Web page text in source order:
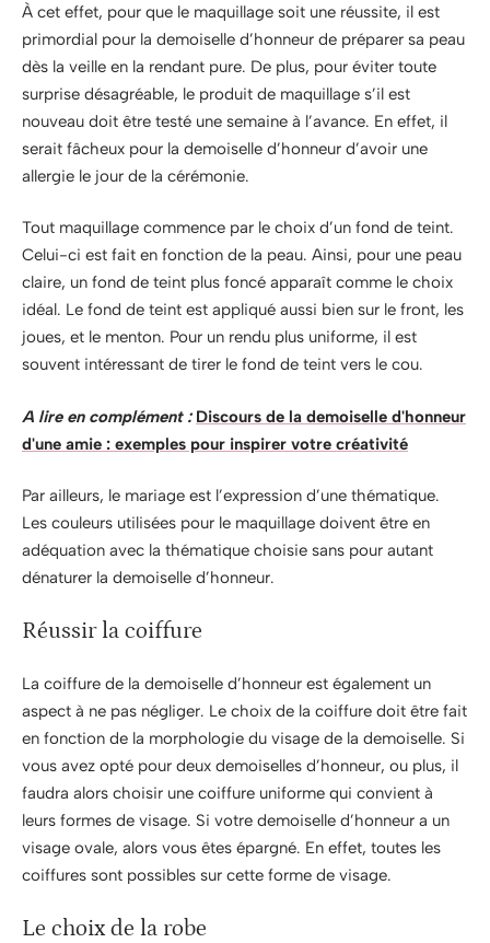
À cet effet, pour que le maquillage soit une réussite, il est
primordial pour la demoiselle d’honneur de préparer sa peau
dès la veille en la rendant pure. De plus, pour éviter toute
surprise désagréable, le produit de maquillage s’il est
nouveau doit être testé une semaine à l’avance. En effet, il
serait fâcheux pour la demoiselle d’honneur d’avoir une
allergie le jour de la cérémonie.
Tout maquillage commence par le choix d’un fond de teint.
Celui-ci est fait en fonction de la peau. Ainsi, pour une peau
claire, un fond de teint plus foncé apparaît comme le choix
idéal. Le fond de teint est appliqué aussi bien sur le front, les
joues, et le menton. Pour un rendu plus uniforme, il est
souvent intéressant de tirer le fond de teint vers le cou.
A lire en complément : Discours de la demoiselle d'honneur
d'une amie : exemples pour inspirer votre créativité
Par ailleurs, le mariage est l’expression d’une thématique.
Les couleurs utilisées pour le maquillage doivent être en
adéquation avec la thématique choisie sans pour autant
dénaturer la demoiselle d’honneur.
Réussir la coiffure
La coiffure de la demoiselle d’honneur est également un
aspect à ne pas négliger. Le choix de la coiffure doit être fait
en fonction de la morphologie du visage de la demoiselle. Si
vous avez opté pour deux demoiselles d’honneur, ou plus, il
faudra alors choisir une coiffure uniforme qui convient à
leurs formes de visage. Si votre demoiselle d’honneur a un
visage ovale, alors vous êtes épargné. En effet, toutes les
coiffures sont possibles sur cette forme de visage.
Le choix de la robe